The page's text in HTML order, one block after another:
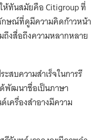
ห้ทันสมัยคือ Citigroup ที่
กษณ์ที่ดูมีความคิดก้าวหน้า
ถึงสื่อถึงความหลากหลาย
สบความสำเร็จในการรี
พัฒนาชื่อเป็นภาษา
เครื่องสำอางมีความ